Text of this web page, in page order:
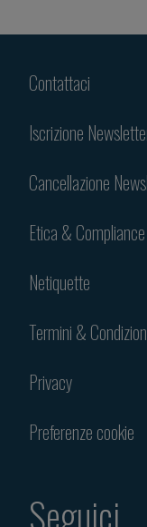
Contattaci
Iscrizione
Cancellazione
Etica & Compliance
Netiquette
Termini &
Privacy
Preferenze cookie
Seguici